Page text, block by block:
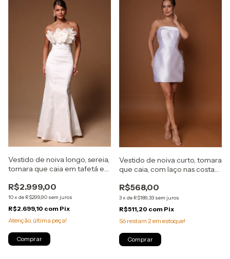
Vestido de noiva longo, sereia,
tomara que caia em tafetá e
White
R$2.999,00
10x de R$299,90 sem juros
R$2.699,10 com Pix
Atenção, última peça!
Comprar
Vestido de noiva curto, tomara
que caia, com laço nas costas
R$568,00
3x de R$189,33 sem juros
R$511,20 com Pix
Só restam 2em estoque!
Comprar